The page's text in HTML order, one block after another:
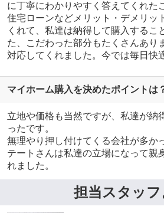
に丁寧にわかりやすく答えてくれた
住宅ローンなどメリット・デメリッ
くれて、私達は納得して購入するこ
た、こだわった部分もたくさんあり
対応してくれました。今では毎日快
マイホーム購入を決めたポイントは
立地や価格も当然ですが、私達が納
ったです。
無理やり押し付けてくる会社が多か
テートさんは私達の立場になって親
れました。
担当スタッフ